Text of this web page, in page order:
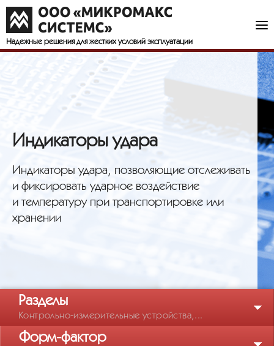
Надежные решения для жестких условий эксплуатации
Индикаторы удара
Индикаторы удара, позволяющие отслеживать
и фиксировать ударное воздействие
и температуру при транспортировке или
хранении
Разделы
Контрольно-измерительные устройства,...
Форм-фактор